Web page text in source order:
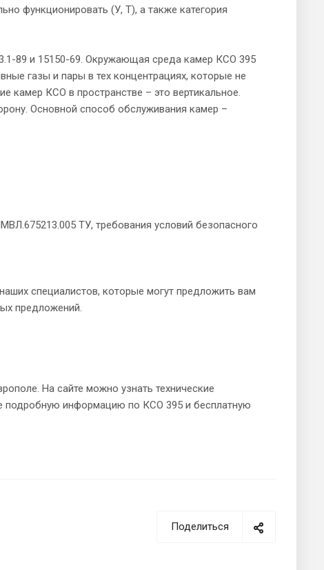
функционировать (У, Т), а также категория
89 и 15150-69. Окружающая среда камер КСО 395
газы и пары в тех концентрациях, которые не
камер КСО в пространстве – это вертикальное.
Основной способ обслуживания камер –
ТУ, требования условий безопасного
специалистов, которые могут предложить вам
предложений.
На сайте можно узнать технические
подробную информацию по КСО 395 и бесплатную
Поделиться